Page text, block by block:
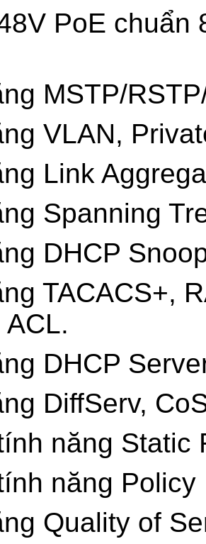
PoE chuẩn
MSTP/
VLAN,
Link
Spanning
DHCP
TACACS+,
DHCP
DiffServ,
năng Static
năng Policy
Quality of